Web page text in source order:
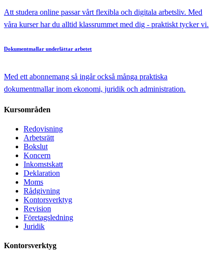
Att studera online passar vårt flexibla och digitala arbetsliv. Med
våra kurser har du alltid klassrummet med dig - praktiskt tycker vi.
Dokumentmallar underlättar arbetet
Med ett abonnemang så ingår också många praktiska
dokumentmallar inom ekonomi, juridik och administration.
Kursområden
Redovisning
Arbetsrätt
Bokslut
Koncern
Inkomstskatt
Deklaration
Moms
Rådgivning
Kontorsverktyg
Revision
Företagsledning
Juridik
Kontorsverktyg